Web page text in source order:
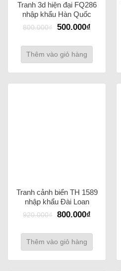
Tranh 3d hiện đại FQ286
nhập khẩu Hàn Quốc
800.000₫ 500.000₫
Thêm vào giỏ hàng
Tranh cảnh biển TH 1589
nhập khẩu Đài Loan
920.000₫ 800.000₫
Thêm vào giỏ hàng